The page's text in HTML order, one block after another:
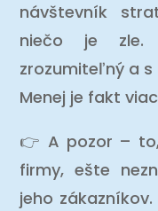
návštevník
niečo je zle.
zrozumiteľný a
Menej je fakt
👉 A pozor –
firmy, ešte
jeho zákazníkov.